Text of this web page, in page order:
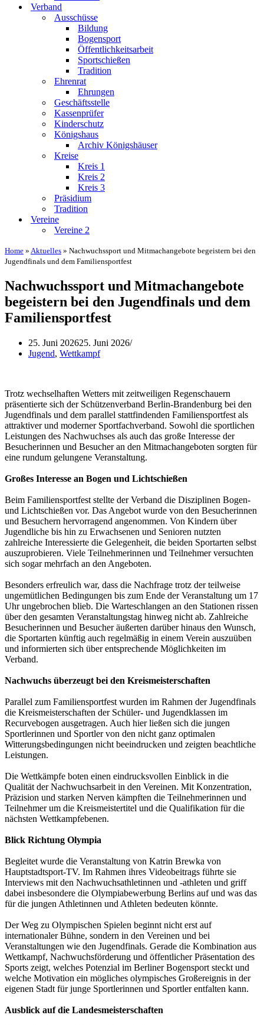
Verband
Ausschüsse
Bildung
Bogensport
Öffentlichkeitsarbeit
Sportschießen
Tradition
Ehrenrat
Ehrungen
Geschäftsstelle
Kassenprüfer
Kinderschutz
Königshaus
Archiv Königshäuser
Kreise
Kreis 1
Kreis 2
Kreis 3
Präsidium
Tradition
Vereine
Vereine 2
Home » Aktuelles » Nachwuchssport und Mitmachangebote begeistern bei den
Jugendfinals und dem Familiensportfest
Nachwuchssport und Mitmachangebote
begeistern bei den Jugendfinals und dem
Familiensportfest
25. Juni 202625. Juni 2026
Jugend, Wettkampf
Trotz wechselhaften Wetters mit zeitweiligen Regenschauern
präsentierte sich der Schützenverband Berlin-Brandenburg bei den
Jugendfinals und dem parallel stattfindenden Familiensportfest als
attraktiver und moderner Sportfachverband. Sowohl die sportlichen
Leistungen des Nachwuchses als auch das große Interesse der
Besucherinnen und Besucher an den Mitmachangeboten sorgten für
eine rundum gelungene Veranstaltung.
Großes Interesse an Bogen und Lichtschießen
Beim Familiensportfest stellte der Verband die Disziplinen Bogen-
und Lichtschießen vor. Das Angebot wurde von den Besucherinnen
und Besuchern hervorragend angenommen. Von Kindern über
Jugendliche bis hin zu Erwachsenen und Senioren nutzten
zahlreiche Interessierte die Gelegenheit, die beiden Sportarten selbst
auszuprobieren. Viele Teilnehmerinnen und Teilnehmer versuchten
sich sogar mehrfach an den Angeboten.
Besonders erfreulich war, dass die Nachfrage trotz der teilweise
ungemütlichen Bedingungen bis zum Ende der Veranstaltung um 17
Uhr ungebrochen blieb. Die Warteschlangen an den Stationen rissen
über den gesamten Veranstaltungstag hinweg nicht ab. Zahlreiche
Besucherinnen und Besucher äußerten darüber hinaus den Wunsch,
die Sportarten künftig auch regelmäßig in einem Verein auszuüben
und informierten sich über entsprechende Möglichkeiten im
Verband.
Nachwuchs überzeugt bei den Kreismeisterschaften
Parallel zum Familiensportfest wurden im Rahmen der Jugendfinals
die Kreismeisterschaften der Schüler- und Jugendklassen im
Recurvebogen ausgetragen. Auch hier ließen sich die jungen
Sportlerinnen und Sportler von den nicht ganz optimalen
Witterungsbedingungen nicht beeindrucken und zeigten beachtliche
Leistungen.
Die Wettkämpfe boten einen eindrucksvollen Einblick in die
Qualität der Nachwuchsarbeit in den Vereinen. Mit Konzentration,
Präzision und starken Nerven kämpften die Teilnehmerinnen und
Teilnehmer um die Kreismeistertitel und die Qualifikation für die
nächsten Wettkampfebenen.
Blick Richtung Olympia
Begleitet wurde die Veranstaltung von Katrin Brewka von
Hauptstadtsport-TV. Im Rahmen ihres Videobeitrags führte sie
Interviews mit den Nachwuchsathletinnen und -athleten und griff
dabei insbesondere die Olympiabewerbung Berlins auf und was das
für die jungen Athletinnen und Athleten bedeuten könnte.
Der Weg zu Olympischen Spielen beginnt nicht erst auf
internationaler Bühne, sondern in den Vereinen und bei
Veranstaltungen wie den Jugendfinals. Gerade die Kombination aus
Wettkampf, Nachwuchsförderung und öffentlicher Präsentation des
Sports zeigt, welches Potenzial im Berliner Bogensport steckt und
welche Motivation ein mögliches olympisches Großereignis in der
eigenen Stadt für junge Sportlerinnen und Sportler entfalten kann.
Ausblick auf die Landesmeisterschaften